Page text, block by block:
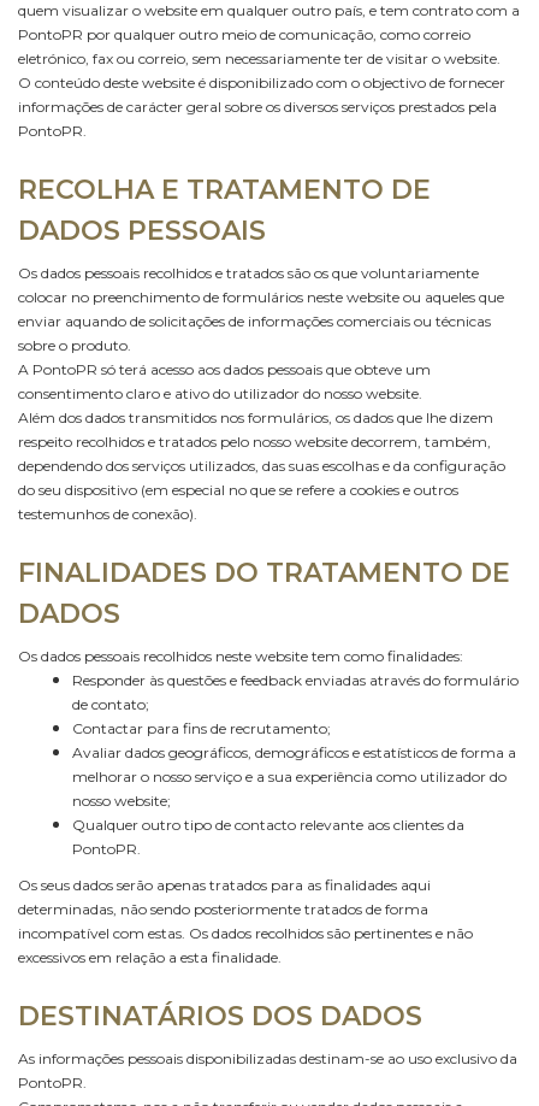
quem visualizar o website em qualquer outro país, e tem contrato com a
PontoPR por qualquer outro meio de comunicação, como correio
eletrónico, fax ou correio, sem necessariamente ter de visitar o website.
O conteúdo deste website é disponibilizado com o objectivo de fornecer
informações de carácter geral sobre os diversos serviços prestados pela
PontoPR.
RECOLHA E TRATAMENTO DE
DADOS PESSOAIS
Os dados pessoais recolhidos e tratados são os que voluntariamente
colocar no preenchimento de formulários neste website ou aqueles que
enviar aquando de solicitações de informações comerciais ou técnicas
sobre o produto.
A PontoPR só terá acesso aos dados pessoais que obteve um
consentimento claro e ativo do utilizador do nosso website.
Além dos dados transmitidos nos formulários, os dados que lhe dizem
respeito recolhidos e tratados pelo nosso website decorrem, também,
dependendo dos serviços utilizados, das suas escolhas e da configuração
do seu dispositivo (em especial no que se refere a cookies e outros
testemunhos de conexão).
FINALIDADES DO TRATAMENTO DE
DADOS
Os dados pessoais recolhidos neste website tem como finalidades:
Responder às questões e feedback enviadas através do formulário
de contato;
Contactar para fins de recrutamento;
Avaliar dados geográficos, demográficos e estatísticos de forma a
melhorar o nosso serviço e a sua experiência como utilizador do
nosso website;
Qualquer outro tipo de contacto relevante aos clientes da
PontoPR.
Os seus dados serão apenas tratados para as finalidades aqui
determinadas, não sendo posteriormente tratados de forma
incompatível com estas. Os dados recolhidos são pertinentes e não
excessivos em relação a esta finalidade.
DESTINATÁRIOS DOS DADOS
As informações pessoais disponibilizadas destinam-se ao uso exclusivo da
PontoPR.